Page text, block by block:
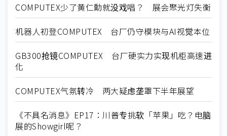
COMPUTEX少了黄仁勳就没戏唱？ 展会聚光灯失衡
机器人初登COMPUTEX 台厂仍守模块与AI视觉本位
GB300抢镜COMPUTEX 台厂硬实力实现机柜高速进
化
COMPUTEX气氛转冷 两大疑虑垄罩下半年展望
《不具名消息》EP17：川普专挑软「苹果」吃？电脑
展的Showgirl呢？